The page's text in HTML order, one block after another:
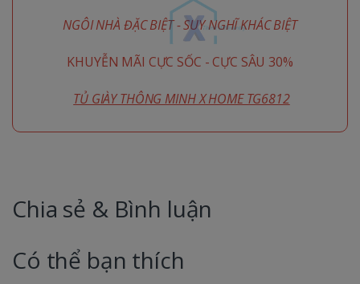
NGÔI NHÀ ĐẶC BIỆT - SUY NGHĨ KHÁC BIỆT
KHUYỄN MÃI CỰC SỐC - CỰC SÂU 30%
TỦ GIÀY THÔNG MINH X HOME TG6812
Chia sẻ & Bình luận
Có thể bạn thích